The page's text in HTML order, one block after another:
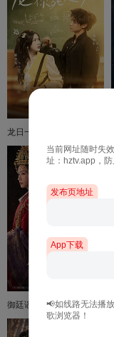
龙日一，你死定了
御廷谣
当前网址随时失
址：hztv.app，防
发布页地址
App下载
📢如线路无法播
歌浏览器！